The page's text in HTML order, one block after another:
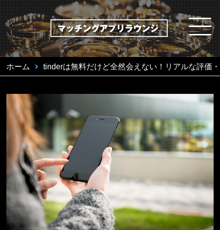
ホーム tinderは無料だけど全然会えない！リアルな評価